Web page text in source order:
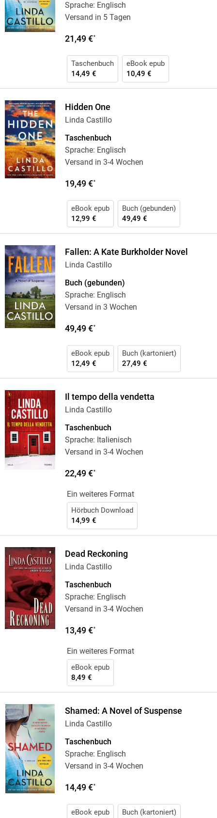
Sprache: Englisch
Versand in 5 Tagen
21,49 €*
Taschenbuch
14,49 €
eBook epub
10,49 €
Hidden One
Linda Castillo
Taschenbuch
Sprache: Englisch
Versand in 3-4 Wochen
19,49 €*
eBook epub
12,99 €
Buch (gebunden)
49,49 €
Fallen: A Kate Burkholder Novel
Linda Castillo
Buch (gebunden)
Sprache: Englisch
Versand in 3 Wochen
49,49 €*
eBook epub
12,49 €
Buch (kartoniert)
27,49 €
Il tempo della vendetta
Linda Castillo
Taschenbuch
Sprache: Italienisch
Versand in 3-4 Wochen
22,49 €*
Ein weiteres Format
Hörbuch Download
14,99 €
Dead Reckoning
Linda Castillo
Taschenbuch
Sprache: Englisch
Versand in 3-4 Wochen
13,49 €*
Ein weiteres Format
eBook epub
8,49 €
Shamed: A Novel of Suspense
Linda Castillo
Taschenbuch
Sprache: Englisch
Versand in 3-4 Wochen
14,49 €*
eBook epub Buch (kartoniert)